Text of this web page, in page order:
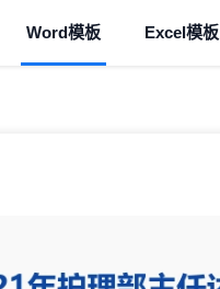
Word模板 Excel模板